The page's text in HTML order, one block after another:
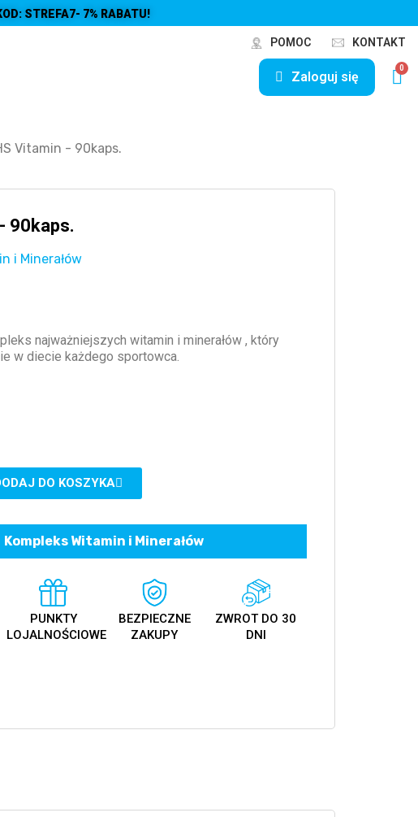
STREFA7- 7% RABATU!
POMOC KONTAKT
Zaloguj się
Vitamin - 90kaps.
90kaps.
i Minerałów
najważniejszych witamin i minerałów , który
w diecie każdego sportowca.
DO KOSZYKA
Kompleks Witamin i Minerałów
PUNKTY
LOJALNOŚCIOWE
BEZPIECZNE
ZAKUPY
ZWROT DO 30
DNI